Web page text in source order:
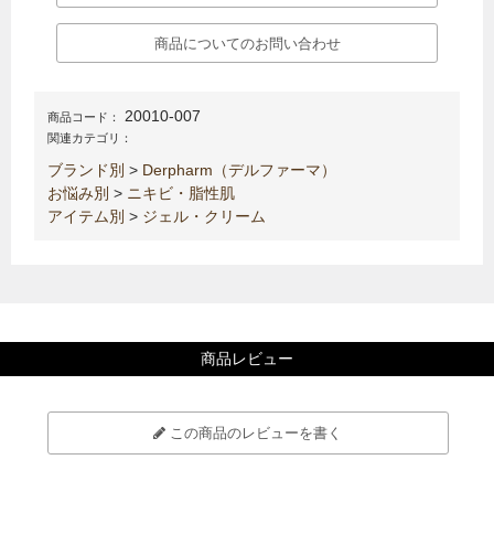
商品についてのお問い合わせ
商品コード： 20010-007
関連カテゴリ：
ブランド別 > Derpharm（デルファーマ）
お悩み別 > ニキビ・脂性肌
アイテム別 > ジェル・クリーム
商品レビュー
この商品のレビューを書く